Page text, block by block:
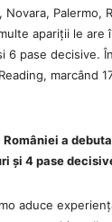
Palermo,
apariții le are
6 pase decisive.
marcând
a
și 4 pase
aduce